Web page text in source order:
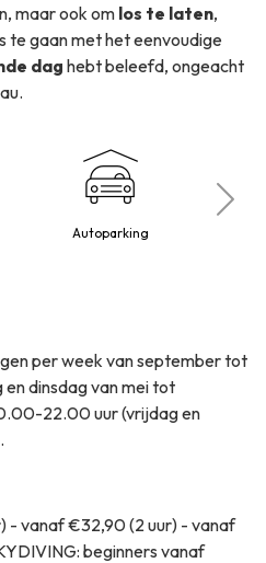
maar ook om los te laten,
te gaan met het eenvoudige
dag hebt beleefd, ongeacht
Autoparking
per week van september tot
dinsdag van mei tot
22.00 uur (vrijdag en
- vanaf €32,90 (2 uur) - vanaf
beginners vanaf